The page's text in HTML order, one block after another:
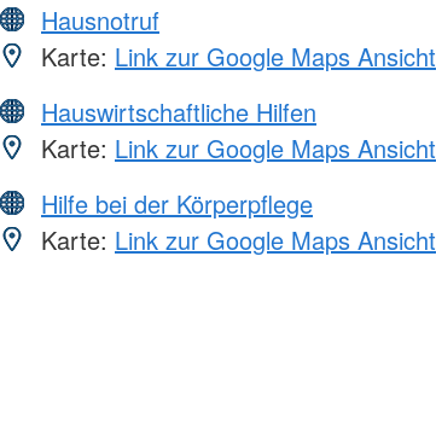
Hausnotruf
Karte: Link zur Google Maps Ansicht
Hauswirtschaftliche Hilfen
Karte: Link zur Google Maps Ansicht
Hilfe bei der Körperpflege
Karte: Link zur Google Maps Ansicht